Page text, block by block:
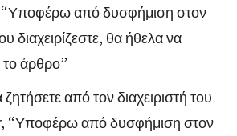
“Υποφέρω από δυσφήμιση στον
διαχειρίζεστε, θα ήθελα να
άρθρο”
από τον διαχειριστή του
“Υποφέρω από δυσφήμιση στον